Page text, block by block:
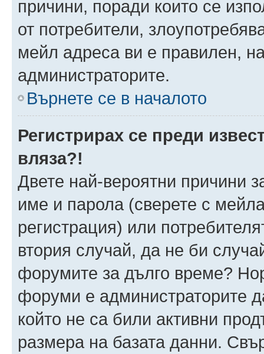
причини, поради които се
от потребители,
мейл адреса ви е правилен,
администраторите.
Върнете се в началото
Регистрирах се преди
вляза?!
Двете най-вероятни причини
име и парола (сверете с
регистрация) или
втория случай, да не би
форумите за дълго време?
форуми е администраторите
който не са били активни
размера на базата данни.